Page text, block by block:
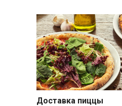
Доставка пиццы